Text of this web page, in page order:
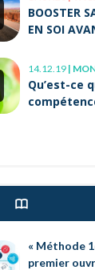
|
ans, c’est
|
Mal-être «
sens pas
travail,
EN
BOOSTER
EN SOI
14.12.19 |
Qu’est-ce
« Méthode
premier